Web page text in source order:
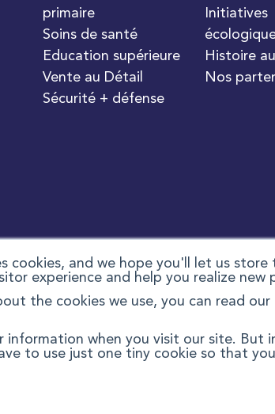
cookies, and we hope you'll let us
experience and help you realize new
the cookies we use, you can read
information when you visit our site. But
to use just one tiny cookie so that
primaire
Soins de santé
Education supérieure
Vente au Détail
Sécurité + défense
Initiatives
Histoire
Nos
Accessibilité Conditions générales